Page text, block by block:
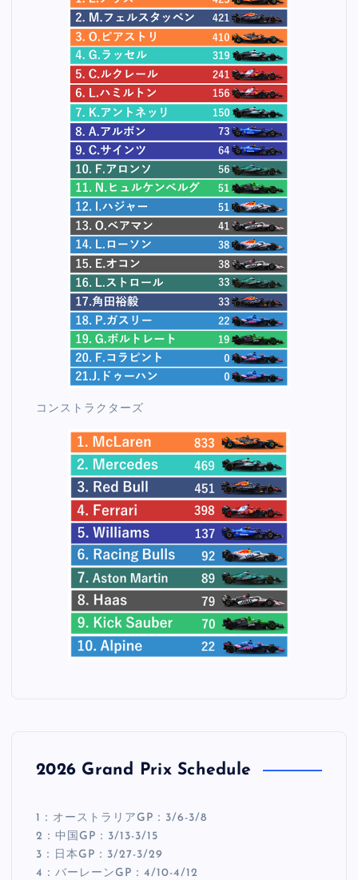
コンストラクターズ
2026 Grand Prix Schedule
1：オーストラリアGP：3/6-3/8
2：中国GP：3/13-3/15
3：日本GP：3/27-3/29
4：バーレーンGP：4/10-4/12